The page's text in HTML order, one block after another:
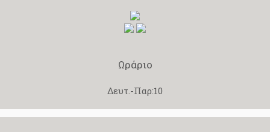
Ωράριο
Δευτ.-Παρ:10